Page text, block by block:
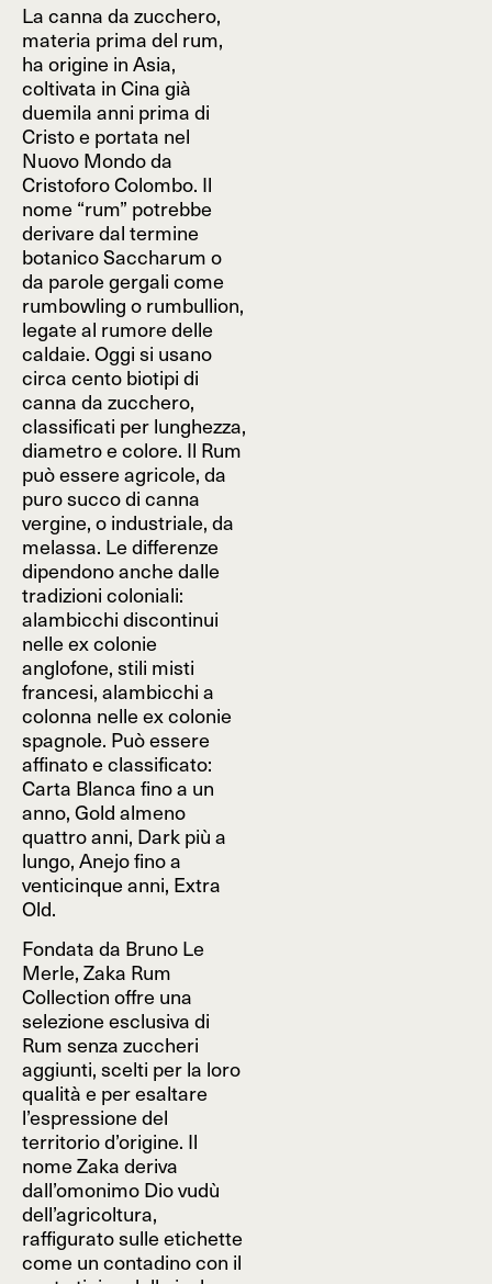
La canna da zucchero,
materia prima del rum,
ha origine in Asia,
coltivata in Cina già
duemila anni prima di
Cristo e portata nel
Nuovo Mondo da
Cristoforo Colombo. Il
nome “rum” potrebbe
derivare dal termine
botanico Saccharum o
da parole gergali come
rumbowling o rumbullion,
legate al rumore delle
caldaie. Oggi si usano
circa cento biotipi di
canna da zucchero,
classificati per lunghezza,
diametro e colore. Il Rum
può essere agricole, da
puro succo di canna
vergine, o industriale, da
melassa. Le differenze
dipendono anche dalle
tradizioni coloniali:
alambicchi discontinui
nelle ex colonie
anglofone, stili misti
francesi, alambicchi a
colonna nelle ex colonie
spagnole. Può essere
affinato e classificato:
Carta Blanca fino a un
anno, Gold almeno
quattro anni, Dark più a
lungo, Anejo fino a
venticinque anni, Extra
Old.
Fondata da Bruno Le
Merle, Zaka Rum
Collection offre una
selezione esclusiva di
Rum senza zuccheri
aggiunti, scelti per la loro
qualità e per esaltare
l’espressione del
territorio d’origine. Il
nome Zaka deriva
dall’omonimo Dio vudù
dell’agricoltura,
raffigurato sulle etichette
come un contadino con il